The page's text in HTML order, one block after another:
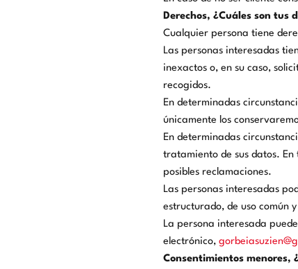
Derechos, ¿Cuáles son tus
Cualquier persona tiene
Las personas interesadas
inexactos o, en su caso,
recogidos.
En determinadas
únicamente los
En determinadas
tratamiento de sus datos.
posibles reclamaciones.
Las personas interesadas
estructurado, de uso común
La persona interesada
electrónico,
Consentimientos menores,